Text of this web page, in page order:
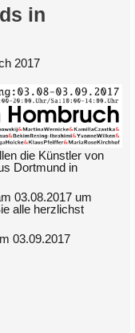
in
2017
die Künstler von
Dortmund in
03.08.2017 um
alle herzlichst
03.09.2017